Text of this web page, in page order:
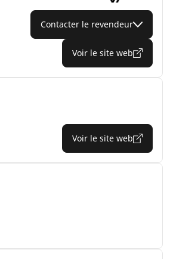
Contacter le revendeur
Voir le site web
Voir le site web